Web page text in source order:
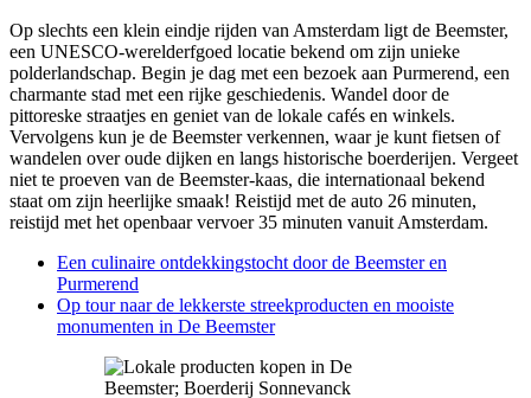
Op slechts een klein eindje rijden van Amsterdam ligt de Beemster,
een UNESCO-werelderfgoed locatie bekend om zijn unieke
polderlandschap. Begin je dag met een bezoek aan Purmerend, een
charmante stad met een rijke geschiedenis. Wandel door de
pittoreske straatjes en geniet van de lokale cafés en winkels.
Vervolgens kun je de Beemster verkennen, waar je kunt fietsen of
wandelen over oude dijken en langs historische boerderijen. Vergeet
niet te proeven van de Beemster-kaas, die internationaal bekend
staat om zijn heerlijke smaak! Reistijd met de auto 26 minuten,
reistijd met het openbaar vervoer 35 minuten vanuit Amsterdam.
Een culinaire ontdekkingstocht door de Beemster en
Purmerend
Op tour naar de lekkerste streekproducten en mooiste
monumenten in De Beemster